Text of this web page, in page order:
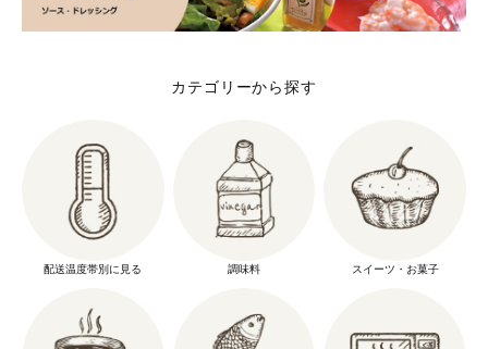
カテゴリーから探す
配送温度帯別に見る 調味料 スイーツ・お菓子